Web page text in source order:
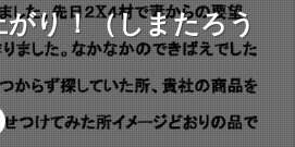
り！（しまたろう